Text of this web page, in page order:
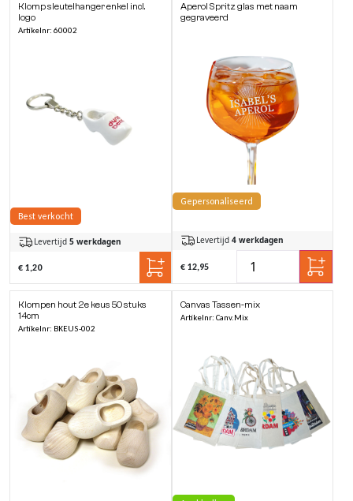
Klomp sleutelhanger enkel incl.
logo
Artikelnr: 60002
Best verkocht
Levertijd 5 werkdagen
€ 1,20
Aperol Spritz glas met naam
gegraveerd
Gepersonaliseerd
Levertijd 4 werkdagen
€ 12,95
Klompen hout 2e keus 50 stuks
14cm
Artikelnr: BKEUS-002
Canvas Tassen-mix
Artikelnr: Canv.Mix